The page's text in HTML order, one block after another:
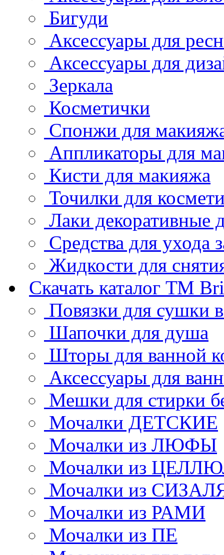
Бигуди
Аксессуары для
Аксессуары для
Зеркала
Косметички
Спонжи для
Аппликаторы для
Кисти для макияжа
Точилки для
Лаки декоративные
Средства для ухода
Жидкости для
Скачать каталог ТМ
Повязки для сушки
Шапочки для душа
Шторы для ванной
Аксессуары для
Мешки для стирки
Мочалки ДЕТСКИЕ
Мочалки из ЛЮФЫ
Мочалки из
Мочалки из
Мочалки из РАМИ
Мочалки из ПЕ